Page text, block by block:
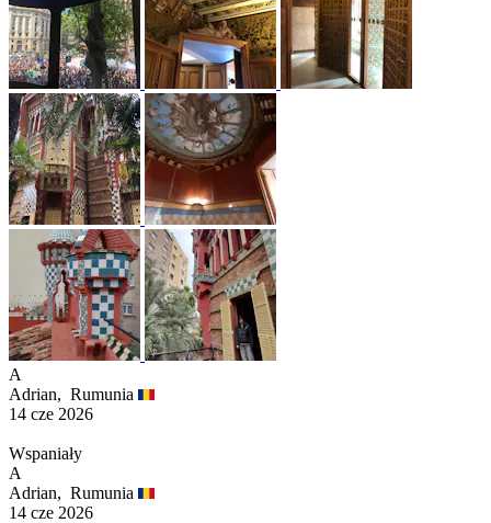
A
Adrian, Rumunia
14 cze 2026
Wspaniały
A
Adrian, Rumunia
14 cze 2026